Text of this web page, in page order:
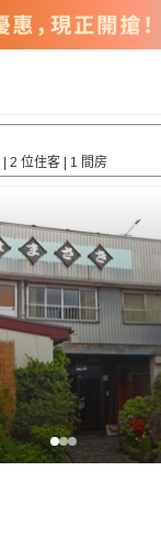
| 2 位住客 | 1 間房